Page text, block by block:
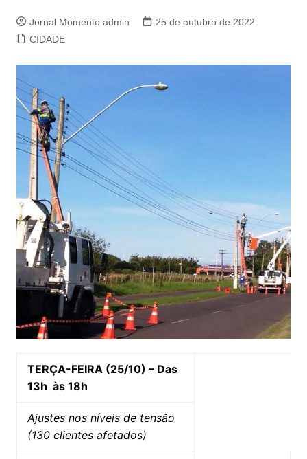
Jornal Momento admin
25 de outubro de 2022
CIDADE
TERÇA-FEIRA (25/10) – Das
13h às 18h
Ajustes nos níveis de tensão
(130 clientes afetados)